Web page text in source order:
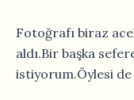
Fotoğrafı biraz
aldı.Bir başka
istiyorum.Öylesi